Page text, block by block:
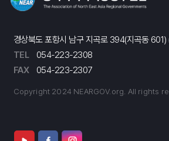
경상북도 포항시 남구 지곡로 394(지곡동
TEL
054-223-2308
FAX
054-223-2307
Copyright 2024 NEARGOV.org. All rights